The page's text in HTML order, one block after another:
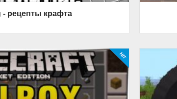
- рецепты крафта